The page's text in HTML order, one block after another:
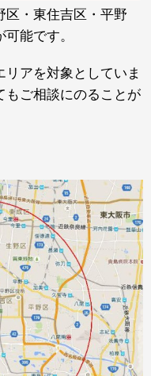
区・東住吉区・平野
能です。
アを対象としていま
もご相談にのることが